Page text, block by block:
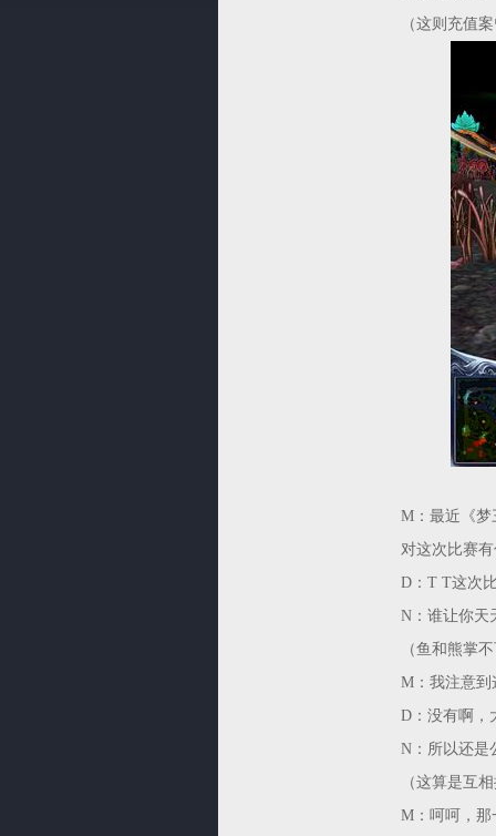
（这则充值
M：最近《梦
对这次比赛
D：T T这次
N：谁让你天
（鱼和熊掌
M：我注意到
D：没有啊，
N：所以还是
（这算是互
M：呵呵，那